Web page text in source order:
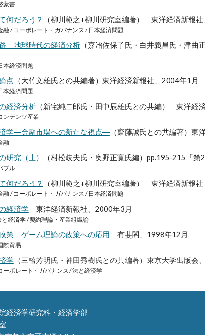
蒙書
何だろう？ （柳川範之+柳川研究室編著） 東洋経済新報
融 / コーポレート・ガバナンス / 日本経済問題
地球時代の経済分析（嘉冶佐保子氏・白井義昌氏・津曲
本経済問題
点 （大竹文雄氏との共編著） 東洋経済新報社、2004年1 月
本経済問題
経済分析（新宅純二郎氏・田中辰雄氏との共編） 東洋経
ンテンツ産業
学―金融市場への新たな視点―（齋藤誠氏との共編著）東
融
研究（上） （村松岐夫氏・奥野正寛氏編）pp.195-215「
ブル
何だろう？ （柳川範之+柳川研究室編著） 東洋経済新報
融 / コーポレート・ガバナンス / 日本経済問題
経済学東洋経済新報社、2000年3月
経済学 / 契約理論・産業組織論
策―ゲーム理論の政策への応用 有斐閣、1998年12月
際貿易
学（三輪芳明氏・神田秀樹氏との共編著）東京大学出版会、
ーポレート・ガバナンス / 法と経済学
経済学研究科・経済学部